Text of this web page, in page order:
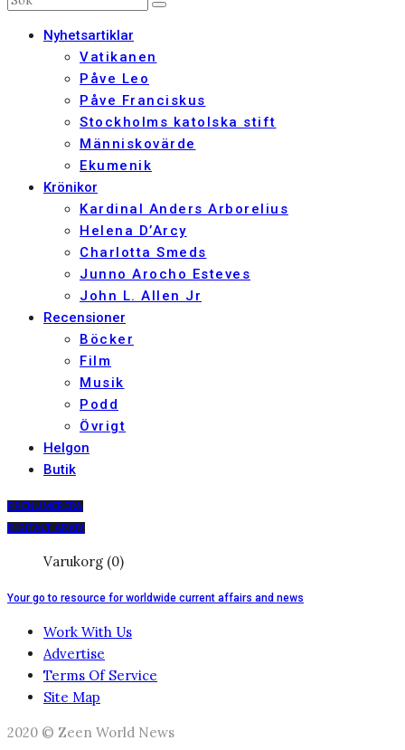
Nyhetsartiklar
Vatikanen
Påve Leo
Påve Franciskus
Stockholms katolska stift
Människovärde
Ekumenik
Krönikor
Kardinal Anders Arborelius
Helena D’Arcy
Charlotta Smeds
Junno Arocho Esteves
John L. Allen Jr
Recensioner
Böcker
Film
Musik
Podd
Övrigt
Helgon
Butik
PRENUMERERA
DIGITALT ARKIV
Varukorg (0)
Your go to resource for worldwide current affairs and news
Work With Us
Advertise
Terms Of Service
Site Map
2020 © Zeen World News